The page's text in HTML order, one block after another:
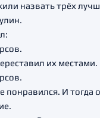
назвать трёх
их местами.
понравился. И тогда